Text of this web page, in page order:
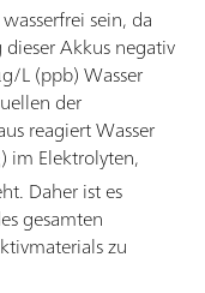
sein, da
Akkus negativ
L (ppb) Wasser
der
reagiert Wasser
) im Elektrolyten,
Daher ist es
gesamten
zu